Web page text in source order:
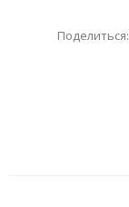
Поделиться: